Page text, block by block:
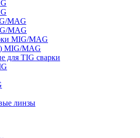
MAG
MAG
MIG/MAG
MIG/MAG
для TIG сварки
линзы